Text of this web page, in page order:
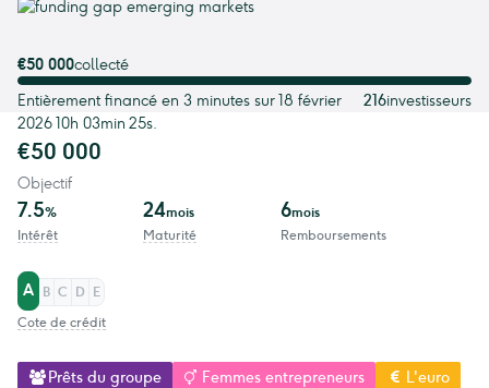
€50 000collecté
Entièrement financé en 3 minutes sur 18 février
2026 10h 03min 25s.
216investisseurs
€50 000
Objectif
7.5%
Intérêt
24mois
Maturité
6mois
Remboursements
A B C D
E
Cote de crédit
Prêts du groupe Femmes entrepreneurs L'euro